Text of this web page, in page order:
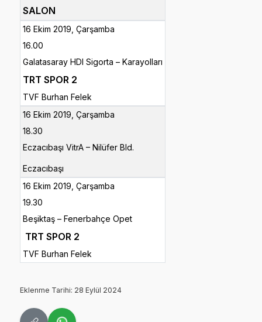
SALON
16 Ekim 2019, Çarşamba
16.00
Galatasaray HDI Sigorta – Karayolları
TRT SPOR 2
TVF Burhan Felek
16 Ekim 2019, Çarşamba
18.30
Eczacıbaşı VitrA – Nilüfer Bld.
Eczacıbaşı
16 Ekim 2019, Çarşamba
19.30
Beşiktaş – Fenerbahçe Opet
TRT SPOR 2
TVF Burhan Felek
Eklenme Tarihi: 28 Eylül 2024